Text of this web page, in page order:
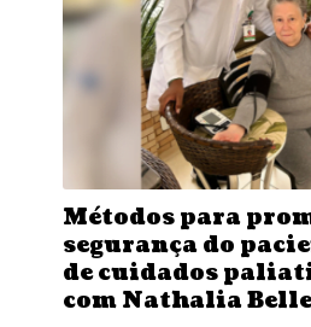
Métodos para
segurança do
de cuidados
com Nathalia